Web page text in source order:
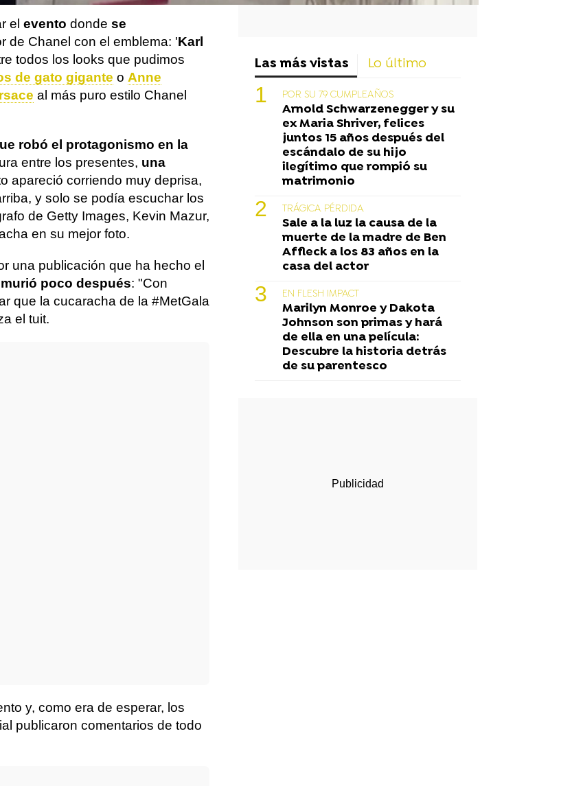
el evento donde se
de Chanel con el emblema: 'Karl
todos los looks que pudimos
de gato gigante o Anne
al más puro estilo Chanel
robó el protagonismo en la
entre los presentes, una
apareció corriendo muy deprisa,
y solo se podía escuchar los
de Getty Images, Kevin Mazur,
en su mejor foto.
una publicación que ha hecho el
poco después: "Con
que la cucaracha de la #MetGala
el tuit.
y, como era de esperar, los
publicaron comentarios de todo
Las más vistas Lo último
POR SU 79 CUMPLEAÑOS
Arnold Schwarzenegger y su
ex Maria Shriver, felices
juntos 15 años después del
escándalo de su hijo
ilegítimo que rompió su
matrimonio
TRÁGICA PÉRDIDA
Sale a la luz la causa de la
muerte de la madre de Ben
Affleck a los 83 años en la
casa del actor
EN FLESH IMPACT
Marilyn Monroe y Dakota
Johnson son primas y hará
de ella en una película:
Descubre la historia detrás
de su parentesco